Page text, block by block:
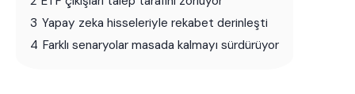
3 Yapay zeka hisseleriyle rekabet derinleşti
4 Farklı senaryolar masada kalmayı sürdürüyor